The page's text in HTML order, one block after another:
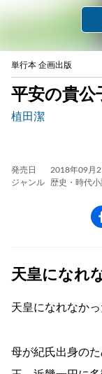
単行本 企画出版
平安の貴公
植田潔
発売日
2018年09月
ジャンル
歴史・時代小
天皇になれ
天皇になれなか
母が紀氏出身の